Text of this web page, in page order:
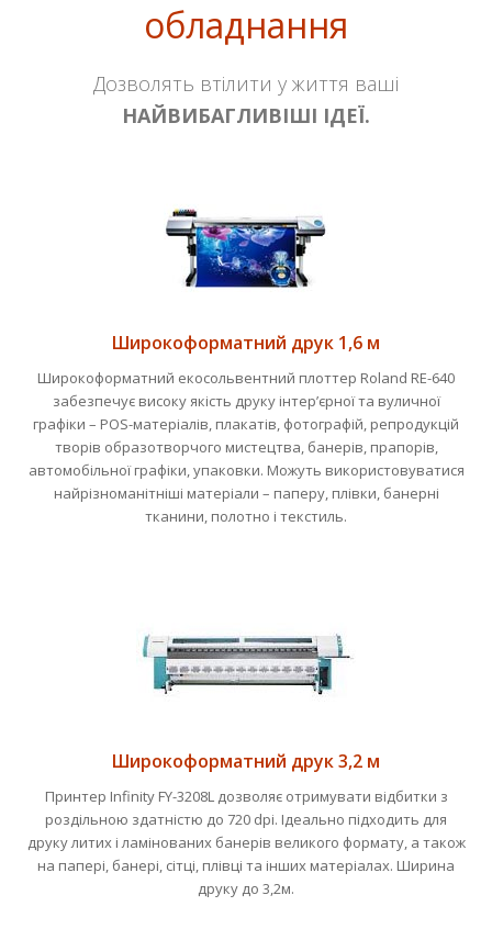
обладнання
Дозволять втілити у життя ваші
НАЙВИБАГЛИВІШІ ІДЕЇ.
Широкоформатний друк 1,6 м
Широкоформатний екосольвентний плоттер Roland RE-640
забезпечує високу якість друку інтер’єрної та вуличної
графіки – POS-матеріалів, плакатів, фотографій, репродукцій
творів образотворчого мистецтва, банерів, прапорів,
автомобільної графіки, упаковки. Можуть використовуватися
найрізноманітніші матеріали – паперу, плівки, банерні
тканини, полотно і текстиль.
Широкоформатний друк 3,2 м
Принтер Infinity FY-3208L дозволяє отримувати відбитки з
роздільною здатністю до 720 dpi. Ідеально підходить для
друку литих і ламінованих банерів великого формату, а також
на папері, банері, сітці, плівці та інших матеріалах. Ширина
друку до 3,2м.